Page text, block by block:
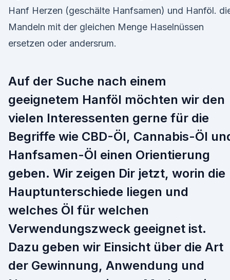
Hanf Herzen (geschälte Hanfsamen) und Hanföl.
Mandeln mit der gleichen Menge Haselnüssen
ersetzen oder andersrum.
Auf der Suche nach einem
geeignetem Hanföl möchten wir den
vielen Interessenten gerne für die
Begriffe wie CBD-Öl, Cannabis-Öl
Hanfsamen-Öl einen Orientierung
geben. Wir zeigen Dir jetzt, worin die
Hauptunterschiede liegen und
welches Öl für welchen
Verwendungszweck geeignet ist.
Dazu geben wir Einsicht über die Art
der Gewinnung, Anwendung und